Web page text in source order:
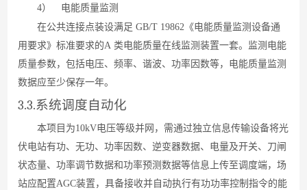
4）
电能质量监测
在公共连接点装设满足 GB/T 19862 《电能质量监测设备通
用要求》标准要求的A 类电能质量在线监测装置一套。监测电能
质量参数，包括电压、频率、谐波、功率因数等，电能质量监测
数据应至少保存一年。
3.3.系统调度自动化
本项目为10kV电压等级并网，需通过独立信息传输设备将光
伏电站有功、无功、功率因数、逆变器数据、电量及开关、刀闸
状态量、功率调节数据和功率预测数据等信息上传至调度端，场
站应配置AGC装置，具备接收并自动执行有功功率控制指令的能